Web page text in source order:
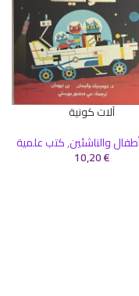
آلات كونية
والناشئين,كتب علمية
10,20€